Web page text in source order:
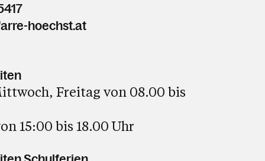
hoechst.at
Freitag von 08.00 bis
15:00 bis 18.00 Uhr